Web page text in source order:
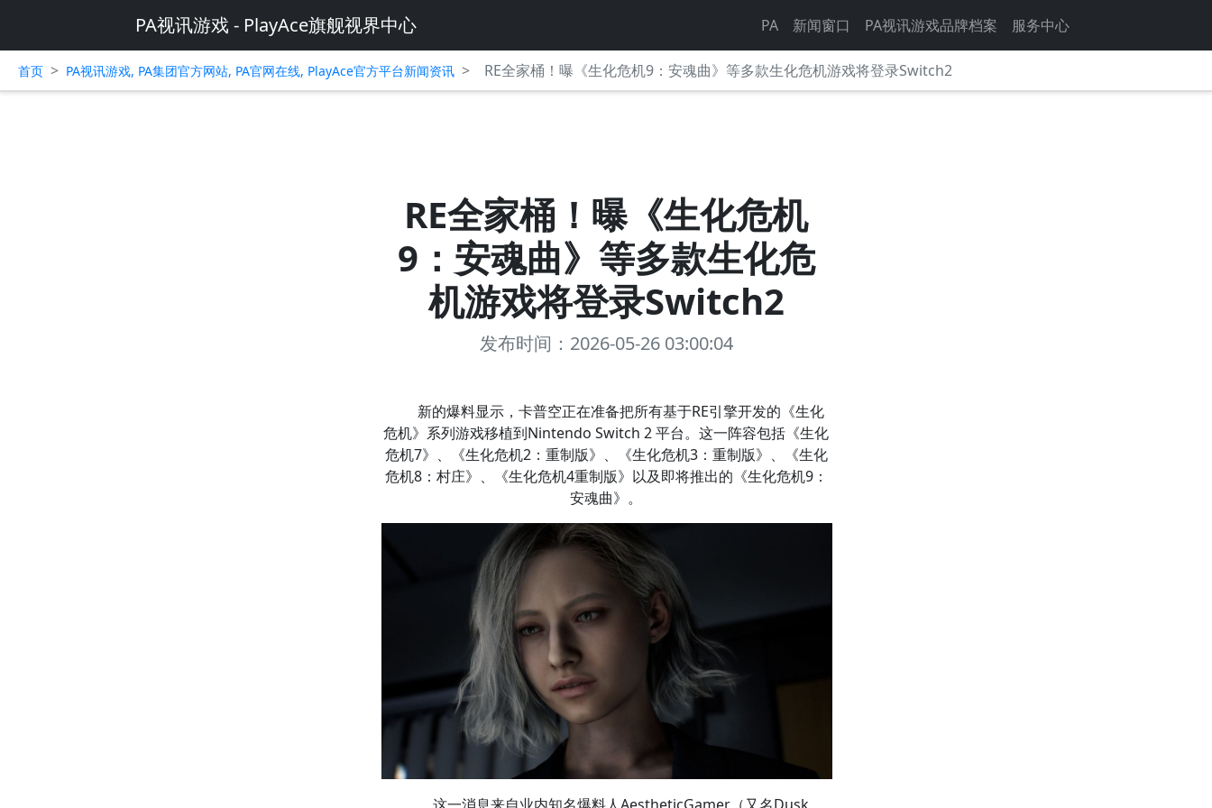
PA视讯游戏 - PlayAce旗舰视界中心 PA 新闻窗口 PA视讯游戏品牌档案 服务中心
首页 > PA视讯游戏, PA集团官方网站, PA官网在线, PlayAce官方平台新闻资讯 > RE全家桶！曝《生化危机9：安魂曲》等多款生化危机游戏将登录Switch2
RE全家桶！曝《生化危机
9：安魂曲》等多款生化危
机游戏将登录Switch2
发布时间：2026-05-26 03:00:04
新的爆料显示，卡普空正在准备把所有基于RE引擎开发的《生化
危机》系列游戏移植到Nintendo Switch 2 平台。这一阵容包括《生化
危机7》、《生化危机2：重制版》、《生化危机3：重制版》、《生化
危机8：村庄》、《生化危机4重制版》以及即将推出的《生化危机9：
安魂曲》。